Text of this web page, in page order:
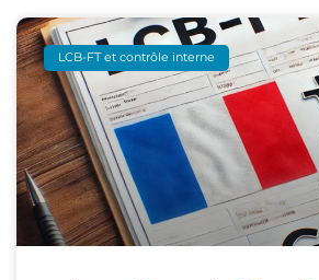
LCB-FT et contrôle interne